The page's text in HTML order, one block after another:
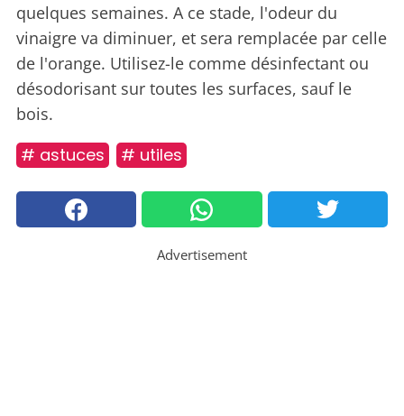
quelques semaines. A ce stade, l'odeur du
vinaigre va diminuer, et sera remplacée par celle
de l'orange. Utilisez-le comme désinfectant ou
désodorisant sur toutes les surfaces, sauf le
bois.
# astuces # utiles
Advertisement